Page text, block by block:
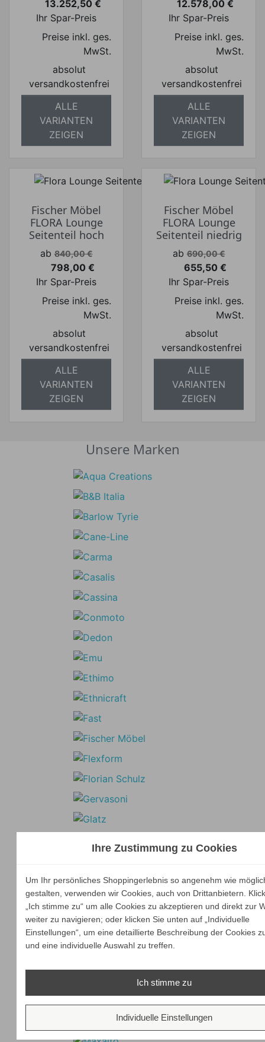
Preis
13.252,50 €
Ihr Spar-Preis
Preise inkl. ges.
MwSt.
absolut
versandkostenfrei
ALLE
VARIANTEN
ZEIGEN
Preis
12.578,00 €
Ihr Spar-Preis
Preise inkl. ges.
MwSt.
absolut
versandkostenfrei
ALLE
VARIANTEN
ZEIGEN
Fischer Möbel
FLORA Lounge
Seitenteil hoch
Verkaufspreis
ab 840,00 €
Preis
798,00 €
Ihr Spar-Preis
Preise inkl. ges.
MwSt.
absolut
versandkostenfrei
ALLE
VARIANTEN
ZEIGEN
Fischer Möbel
FLORA Lounge
Seitenteil niedrig
Verkaufspreis
ab 690,00 €
Preis
655,50 €
Ihr Spar-Preis
Preise inkl. ges.
MwSt.
absolut
versandkostenfrei
ALLE
VARIANTEN
ZEIGEN
Unsere Marken
Ihre Zustimmung zu Cookies
Um Ihr persönliches Shoppingerlebnis so angenehm wie
gestalten, verwenden wir Cookies, auch von Drittanbietern.
„Ich stimme zu“ um alle Cookies zu akzeptieren und direkt zur
weiter zu navigieren; oder klicken Sie unten auf „Individuelle
Einstellungen“, um eine detaillierte Beschreibung der Cookies
und eine individuelle Auswahl zu treffen.
Ich stimme zu
Individuelle Einstellungen